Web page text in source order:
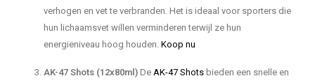
verhogen en vet te verbranden. Het is ideaal voor sporters die
hun lichaamsvet willen verminderen terwijl ze hun
energieniveau hoog houden.Koop nu
AK-47 Shots (12x80ml) DeAK-47 Shots bieden een snelle en